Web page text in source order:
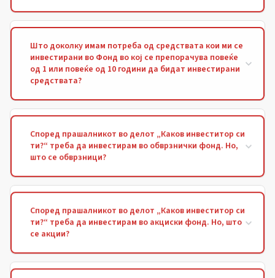
Што доколку имам потреба од средствата кои ми се
инвестирани во Фонд во кој се препорачува повеќе
од 1 или повеќе од 10 години да бидат инвестирани
средствата?
Според прашалникот во делот „Каков инвеститор си
ти?“ треба да инвестирам во обврзнички фонд. Но,
што се обврзници?
Според прашалникот во делот „Каков инвеститор си
ти?“ треба да инвестирам во акциски фонд. Но, што
се акции?